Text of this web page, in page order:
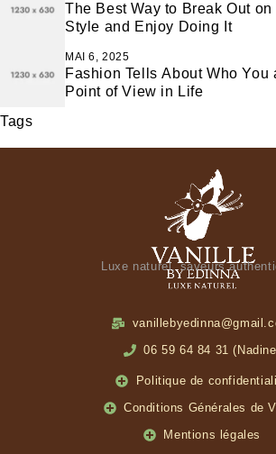
The Best Way to Break Out
Style and Enjoy Doing It
MAI 6, 2025
Fashion Tells About Who You
Point of View in Life
Tags
Luxe naturel, saveurs
06 59 64 84 31
Politique de
Conditions Générales de
Mentions légales